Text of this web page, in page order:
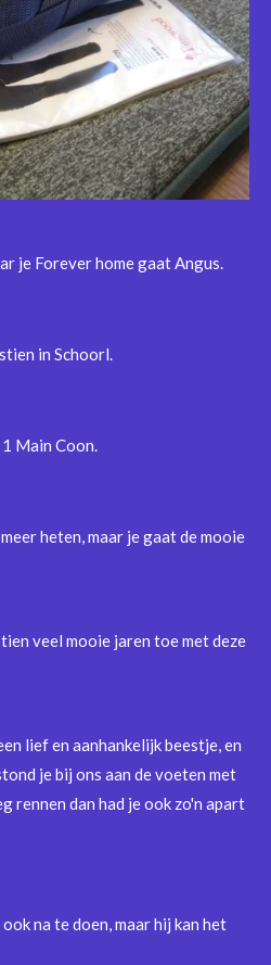
je Forever home gaat Angus.
in Schoorl.
Main Coon.
heten, maar je gaat de mooie
veel mooie jaren toe met deze
lief en aanhankelijk beestje, en
je bij ons aan de voeten met
rennen dan had je ook zo'n apart
na te doen, maar hij kan het